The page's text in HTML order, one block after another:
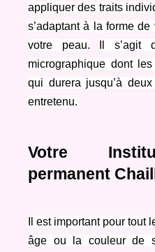
appliquer des traits
s’adaptant à la forme
votre peau.
Il s’agit
micrographique dont
qui durera jusqu’à
entretenu.
Votre
permanent
Il est important pour tout
âge ou la couleur de